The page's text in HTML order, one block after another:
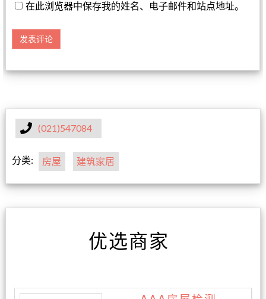
在此浏览器中保存我的姓名、电子邮件和站点地址。
(021)547084
分类: 房屋 建筑家居
优选商家